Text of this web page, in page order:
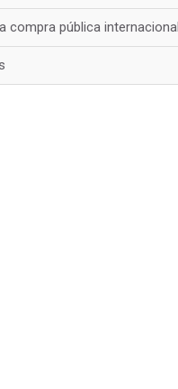
compra pública internacional